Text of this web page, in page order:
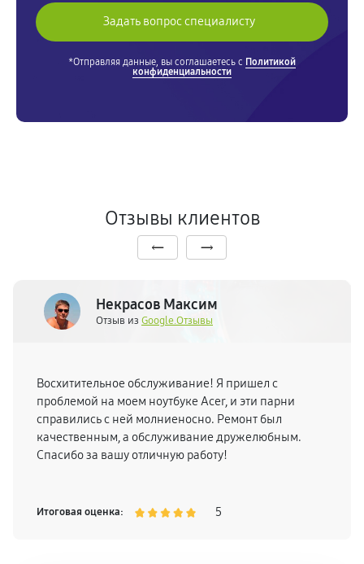
*Отправляя данные, вы соглашаетесь с Политикой
конфиденциальности
Отзывы клиентов
Некрасов Максим
Отзыв из Google.Отзывы
Восхитительное обслуживание! Я пришел с
проблемой на моем ноутбуке Acer, и эти парни
справились с ней молниеносно. Ремонт был
качественным, а обслуживание дружелюбным.
Спасибо за вашу отличную работу!
Итоговая оценка: 5